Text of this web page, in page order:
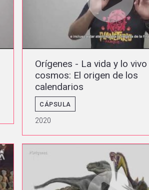
Orígenes - La vida y lo vivo
cosmos: El origen de los
calendarios
CÁPSULA
2020